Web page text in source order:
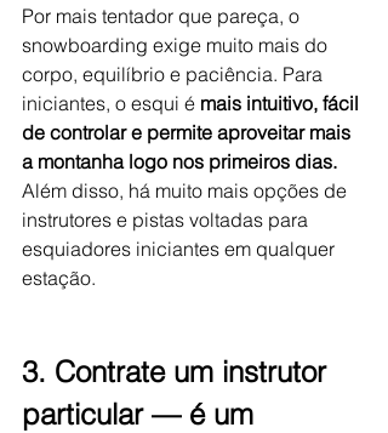
Por mais tentador que pareça, o
snowboarding exige muito mais do
corpo, equilíbrio e paciência. Para
iniciantes, o esqui é mais intuitivo, fácil
de controlar e permite aproveitar mais
a montanha logo nos primeiros dias.
Além disso, há muito mais opções de
instrutores e pistas voltadas para
esquiadores iniciantes em qualquer
estação.
3. Contrate um instrutor
particular — é um